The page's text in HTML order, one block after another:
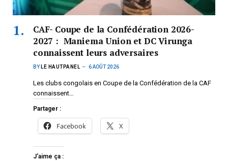
CAF- Coupe de la Confédération 2026-
2027 : Maniema Union et DC Virunga
connaissent leurs adversaires
BY LE HAUTPANEL 6 AOÛT 2026
Les clubs congolais en Coupe de la Confédération de la CAF
connaissent…
Partager :
Facebook X
J’aime ça :